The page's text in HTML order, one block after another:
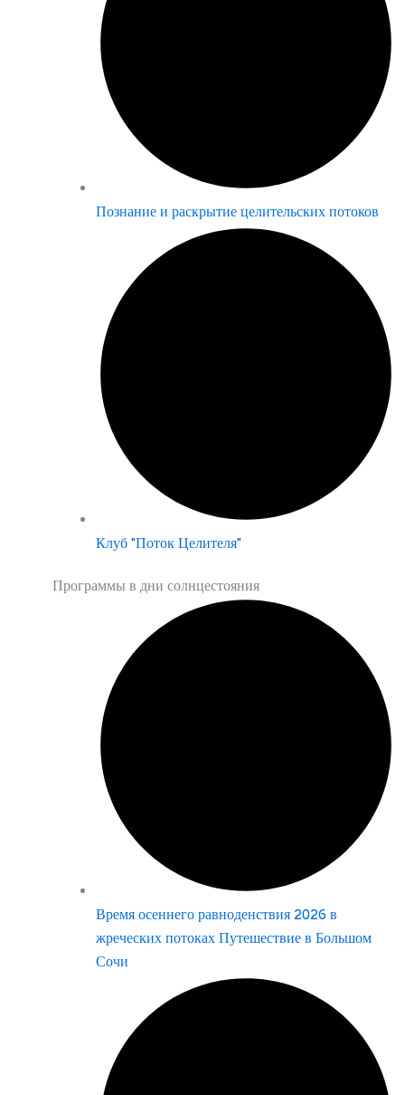
Познание и раскрытие целительских потоков
Клуб "Поток Целителя"
Программы в дни солнцестояния
Время осеннего равноденствия 2026 в
жреческих потоках Путешествие в Большом
Сочи